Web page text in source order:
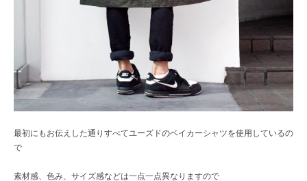
最初にもお伝えした通りすべてユーズドのベイカーシャツを使用しているの
で
素材感、色み、サイズ感などは一点一点異なりますので